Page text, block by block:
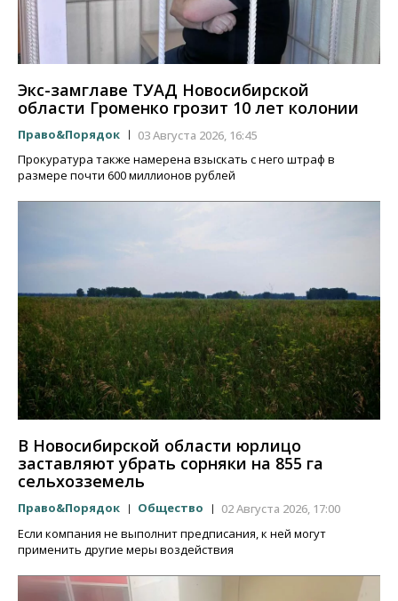
Экс-замглаве ТУАД Новосибирской
области Громенко грозит 10 лет колонии
Право&Порядок
03 Августа 2026, 16:45
Прокуратура также намерена взыскать с него штраф в
размере почти 600 миллионов рублей
В Новосибирской области юрлицо
заставляют убрать сорняки на 855 га
сельхозземель
Право&Порядок Общество
02 Августа 2026, 17:00
Если компания не выполнит предписания, к ней могут
применить другие меры воздействия